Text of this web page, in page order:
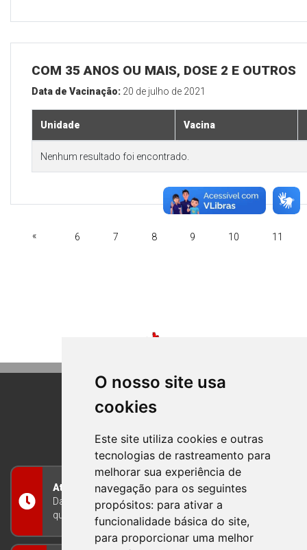
O nosso site usa
cookies
Este site utiliza cookies e outras
tecnologias de rastreamento para
melhorar sua experiência de
navegação para os seguintes
propósitos: para ativar a
funcionalidade básica do site,
para proporcionar uma melhor
COM 35 ANOS OU MAIS, DOSE 2 E OUTROS
Data de Vacinação: 20 de julho de 2021
Unidade Vacina
Nenhum resultado foi encontrado.
« 6 7 8 9 10 11
BOM PRINCIPIO
RIO GRANDE DO SUL
Atendimento
Das 8h às 12h e das 13h às 17h30, de segunda a
quinta-feira, e nas sextas-feiras das 7h às 13h